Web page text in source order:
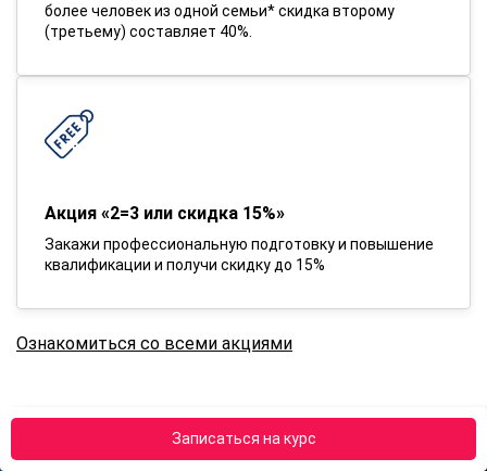
Записаться на курс
более человек из одной семьи* скидка второму
(третьему) составляет 40%.
Акция «2=3 или скидка 15%»
Закажи профессиональную подготовку и повышение
квалификации и получи скидку до 15%
Ознакомиться со всеми акциями